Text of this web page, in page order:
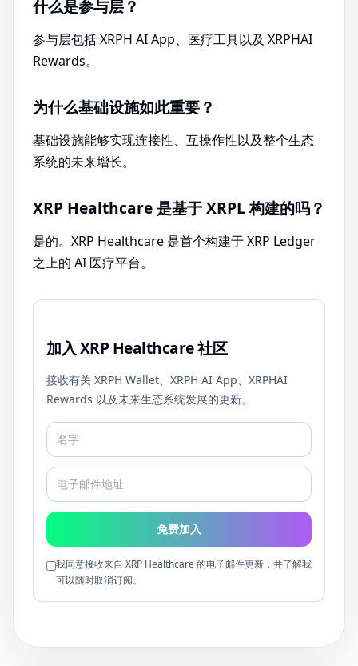
什么是参与层？
参与层包括 XRPH AI App、医疗工具以及 XRPHAI
Rewards。
为什么基础设施如此重要？
基础设施能够实现连接性、互操作性以及整个生态
系统的未来增长。
XRP Healthcare 是基于 XRPL 构建的吗？
是的。XRP Healthcare 是首个构建于 XRP Ledger
之上的 AI 医疗平台。
加入 XRP Healthcare 社区
接收有关 XRPH Wallet、XRPH AI App、XRPHAI
Rewards 以及未来生态系统发展的更新。
免费加入
我同意接收来自 XRP Healthcare 的电子邮件更新，并了解我
可以随时取消订阅。